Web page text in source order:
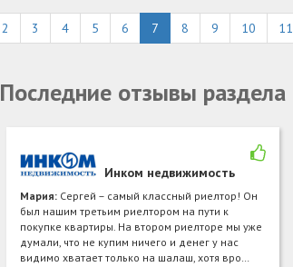
2 3 4 5 6 7 8 9 10 11
Последние отзывы раздела
Инком недвижимость
Мария: Сергей – самый классный риелтор! Он
был нашим третьим риелтором на пути к
покупке квартиры. На втором риелторе мы уже
думали, что не купим ничего и денег у нас
видимо хватает только на шалаш, хотя вро…